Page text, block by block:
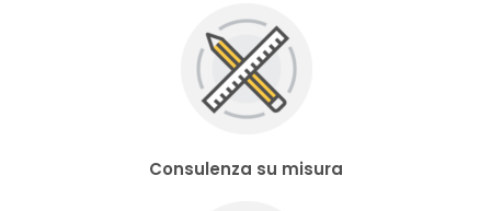
Consulenza su misura